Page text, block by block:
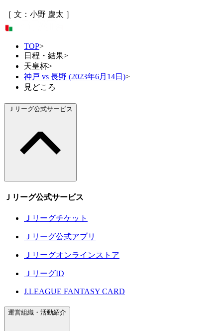
［ 文：小野 慶太 ］
TOP>
日程・結果>
天皇杯>
神戸 vs 長野 (2023年6月14日)>
見どころ
Ｊリーグ公式サービス
Ｊリーグ公式サービス
Ｊリーグチケット
Ｊリーグ公式アプリ
Ｊリーグオンラインストア
ＪリーグID
J.LEAGUE FANTASY CARD
運営組織・活動紹介